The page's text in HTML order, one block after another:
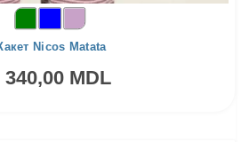
Nicos Matata
340,00 MDL